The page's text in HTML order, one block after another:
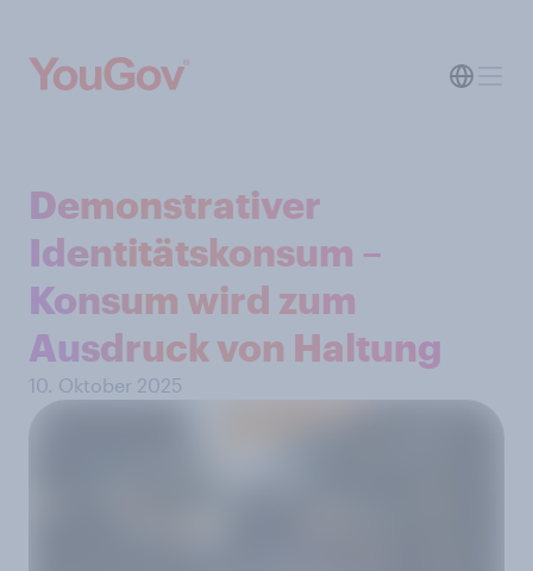
Demonstrativer
Identitätskonsum –
Konsum wird zum
Ausdruck von Haltung
10. Oktober 2025